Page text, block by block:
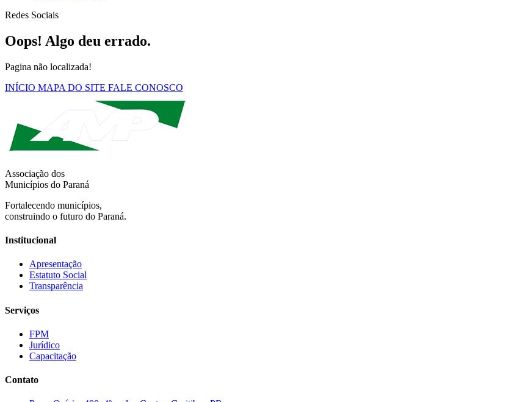
Redes Sociais
Oops! Algo deu errado.
Pagina não localizada!
INÍCIO MAPA DO SITE FALE CONOSCO
Associação dos
Municípios do Paraná
Fortalecendo municípios,
construindo o futuro do Paraná.
Institucional
Apresentação
Estatuto Social
Transparência
Serviços
FPM
Jurídico
Capacitação
Contato